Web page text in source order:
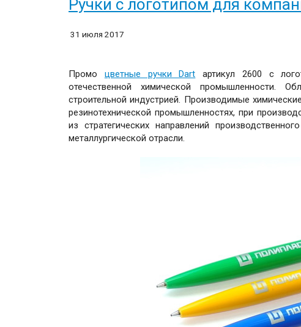
Ручки с логотипом для
31 июля 2017
Промо цветные ручки Dart артикул 2600 с
отечественной химической промышленности.
строительной индустрией. Производимые
резинотехнической промышленностях, при
из стратегических направлений
металлургической отрасли.